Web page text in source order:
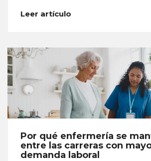
Leer artículo
Por qué enfermería se
entre las carreras con
demanda laboral